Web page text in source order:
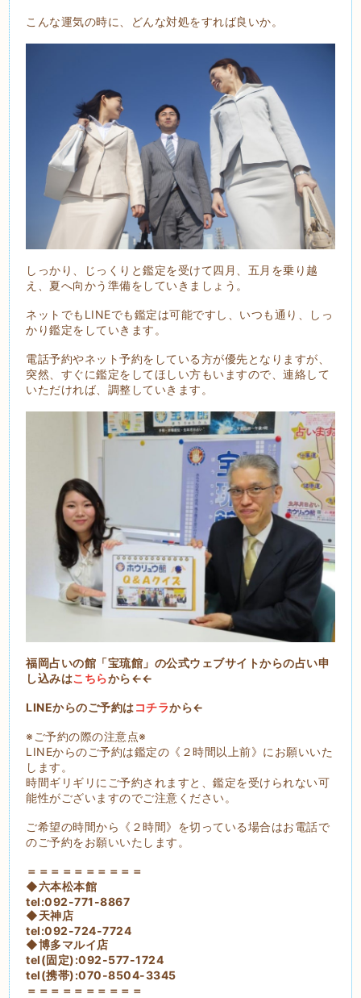
こんな運気の時に、どんな対処をすれば良いか。
しっかり、じっくりと鑑定を受けて四月、五月を乗り越
え、夏へ向かう準備をしていきましょう。
ネットでもLINEでも鑑定は可能ですし、いつも通り、しっ
かり鑑定をしていきます。
電話予約やネット予約をしている方が優先となりますが、
突然、すぐに鑑定をしてほしい方もいますので、連絡して
いただければ、調整していきます。
福岡占いの館「宝琉館」の公式ウェブサイトからの占い申
し込みはこちらから←←
LINEからのご予約はコチラから←
※ご予約の際の注意点※
LINEからのご予約は鑑定の《２時間以上前》にお願いいた
します。
時間ギリギリにご予約されますと、鑑定を受けられない可
能性がございますのでご注意ください。
ご希望の時間から《２時間》を切っている場合はお電話で
のご予約をお願いいたします。
＝＝＝＝＝＝＝＝＝＝
◆六本松本館
tel:092-771-8867
◆天神店
tel:092-724-7724
◆博多マルイ店
tel(固定):092-577-1724
tel(携帯):070-8504-3345
＝＝＝＝＝＝＝＝＝＝